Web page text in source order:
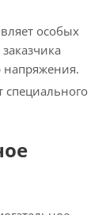
особых
напряжения.
специального